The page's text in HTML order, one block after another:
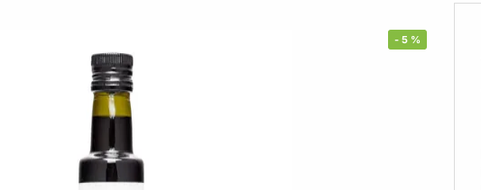
- 5 %